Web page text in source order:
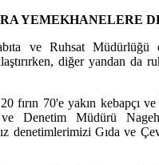
YEMEKHANELERE
ve Ruhsat Müdürlüğü
diğer yandan da
fırın 70'e yakın kebapçı
Denetim Müdürü
denetimlerimizi Gıda ve